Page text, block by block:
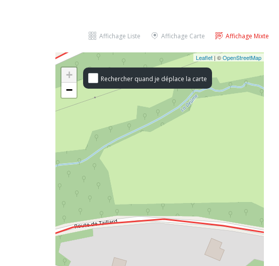
Affichage Mixte
Affichage Carte
Affichage Liste
Rechercher quand je déplace la carte
+
−
Leaflet | ©OpenStreetMap